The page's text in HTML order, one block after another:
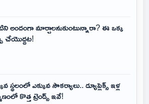
అందంగా మార్చాలనుకుంటున్నారా? ఈ ఒక్క
చేయొద్దట!
స్థలంలో ఎక్కువ సౌకర్యాలు.. డ్యూప్లెక్స్ ఇళ్ల
కొత్త ట్రెండ్స్ ఇవే!